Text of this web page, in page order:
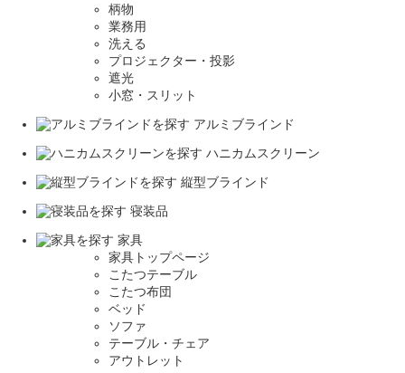
柄物
業務用
洗える
プロジェクター・投影
遮光
小窓・スリット
アルミブラインド
ハニカムスクリーン
縦型ブラインド
寝装品
家具
家具トップページ
こたつテーブル
こたつ布団
ベッド
ソファ
テーブル・チェア
アウトレット